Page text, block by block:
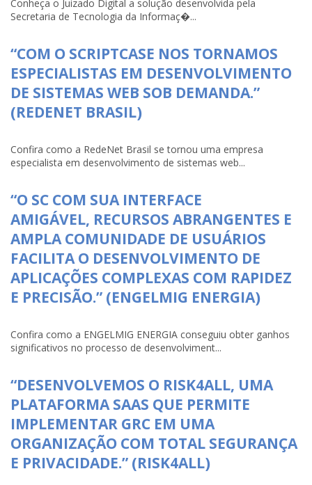
Conheça o Juizado Digital a solução desenvolvida pela
Secretaria de Tecnologia da Informaç�...
“COM O SCRIPTCASE NOS TORNAMOS
ESPECIALISTAS EM DESENVOLVIMENTO
DE SISTEMAS WEB SOB DEMANDA.”
(REDENET BRASIL)
Confira como a RedeNet Brasil se tornou uma empresa
especialista em desenvolvimento de sistemas web...
“O SC COM SUA INTERFACE
AMIGÁVEL, RECURSOS ABRANGENTES E
AMPLA COMUNIDADE DE USUÁRIOS
FACILITA O DESENVOLVIMENTO DE
APLICAÇÕES COMPLEXAS COM RAPIDEZ
E PRECISÃO.” (ENGELMIG ENERGIA)
Confira como a ENGELMIG ENERGIA conseguiu obter ganhos
significativos no processo de desenvolviment...
“DESENVOLVEMOS O RISK4ALL, UMA
PLATAFORMA SAAS QUE PERMITE
IMPLEMENTAR GRC EM UMA
ORGANIZAÇÃO COM TOTAL SEGURANÇA
E PRIVACIDADE.” (RISK4ALL)